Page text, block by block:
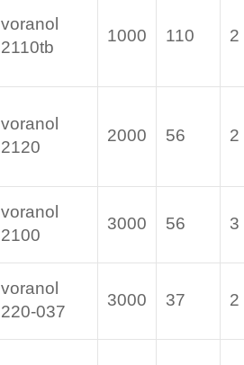
voranol
2110tb
1000 110 2
voranol
2120
2000 56 2
voranol
2100
3000 56 3
voranol
220-037
3000 37 2